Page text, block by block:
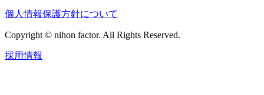
個人情報保護方針について
Copyright © nihon factor. All Rights Reserved.
採用情報